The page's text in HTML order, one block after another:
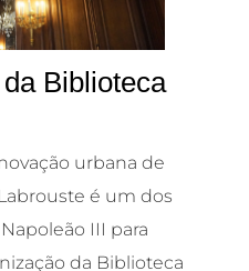
Biblioteca
urbana de
é um dos
III para
da Biblioteca